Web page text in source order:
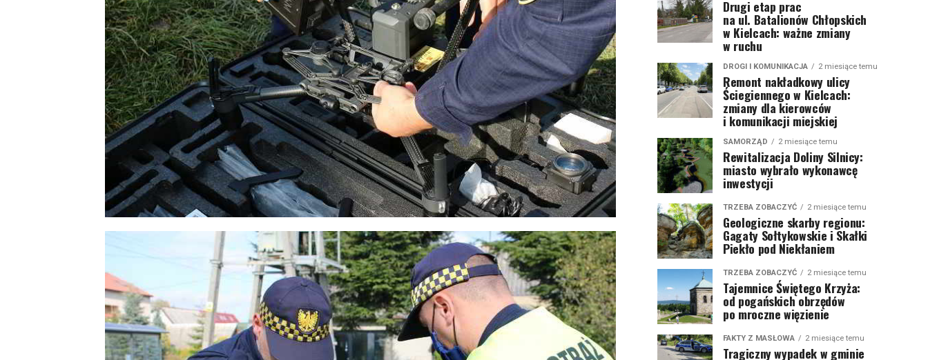
Drugi etap prac
na ul. Batalionów Chłopskich
w Kielcach: ważne zmiany
w ruchu
DROGI I KOMUNIKACJA 2 miesiące temu
Remont nakładkowy ulicy
Ściegiennego w Kielcach:
zmiany dla kierowców
i komunikacji miejskiej
SAMORZĄD 2 miesiące temu
Rewitalizacja Doliny Silnicy:
miasto wybrało wykonawcę
inwestycji
TRZEBA ZOBACZYĆ 2 miesiące temu
Geologiczne skarby regionu:
Gagaty Sołtykowskie i Skałki
Piekło pod Niekłaniem
TRZEBA ZOBACZYĆ 2 miesiące temu
Tajemnice Świętego Krzyża:
od pogańskich obrzędów
po mroczne więzienie
FAKTY Z MASŁOWA 2 miesiące temu
Tragiczny wypadek w gminie